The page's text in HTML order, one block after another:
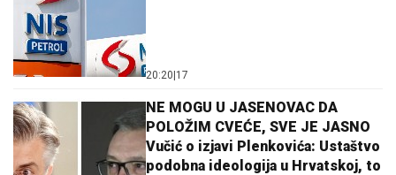
20:20 17
NE MOGU U JASENOVAC DA
POLOŽIM CVEĆE, SVE JE JASNO
Vučić o izjavi Plenkovića: Ustaštvo
podobna ideologija u Hrvatskoj, to